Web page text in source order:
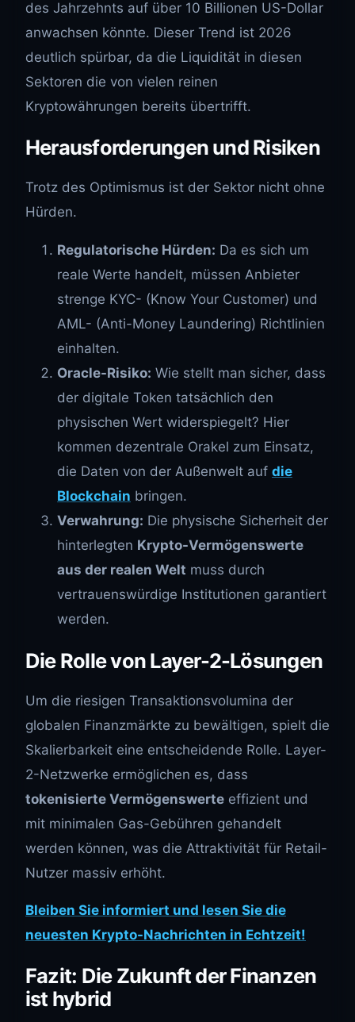
des Jahrzehnts auf über 10 Billionen US-Dollar
anwachsen könnte. Dieser Trend ist 2026
deutlich spürbar, da die Liquidität in diesen
Sektoren die von vielen reinen
Kryptowährungen bereits übertrifft.
Herausforderungen und Risiken
Trotz des Optimismus ist der Sektor nicht ohne
Hürden.
Regulatorische Hürden: Da es sich um
reale Werte handelt, müssen Anbieter
strenge KYC- (Know Your Customer) und
AML- (Anti-Money Laundering) Richtlinien
einhalten.
Oracle-Risiko: Wie stellt man sicher, dass
der digitale Token tatsächlich den
physischen Wert widerspiegelt? Hier
kommen dezentrale Orakel zum Einsatz,
die Daten von der Außenwelt auf die
Blockchain bringen.
Verwahrung: Die physische Sicherheit der
hinterlegten Krypto-Vermögenswerte
aus der realen Welt muss durch
vertrauenswürdige Institutionen garantiert
werden.
Die Rolle von Layer-2-Lösungen
Um die riesigen Transaktionsvolumina der
globalen Finanzmärkte zu bewältigen, spielt die
Skalierbarkeit eine entscheidende Rolle. Layer-
2-Netzwerke ermöglichen es, dass
tokenisierte Vermögenswerte effizient und
mit minimalen Gas-Gebühren gehandelt
werden können, was die Attraktivität für Retail-
Nutzer massiv erhöht.
Bleiben Sie informiert und lesen Sie die
neuesten Krypto-Nachrichten in Echtzeit!
Fazit: Die Zukunft der Finanzen
ist hybrid